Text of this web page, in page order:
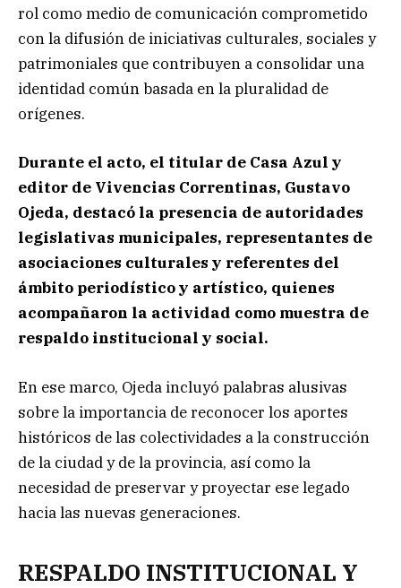
rol como medio de comunicación comprometido
con la difusión de iniciativas culturales, sociales y
patrimoniales que contribuyen a consolidar una
identidad común basada en la pluralidad de
orígenes.
Durante el acto, el titular de Casa Azul y
editor de Vivencias Correntinas, Gustavo
Ojeda, destacó la presencia de autoridades
legislativas municipales, representantes de
asociaciones culturales y referentes del
ámbito periodístico y artístico, quienes
acompañaron la actividad como muestra de
respaldo institucional y social.
En ese marco, Ojeda incluyó palabras alusivas
sobre la importancia de reconocer los aportes
históricos de las colectividades a la construcción
de la ciudad y de la provincia, así como la
necesidad de preservar y proyectar ese legado
hacia las nuevas generaciones.
RESPALDO INSTITUCIONAL Y